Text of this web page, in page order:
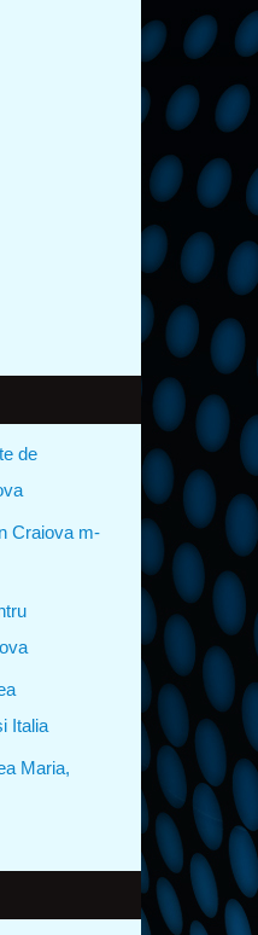
de
Craiova m-
Italia
Maria,